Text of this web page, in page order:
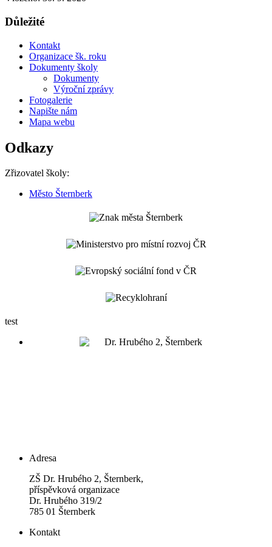
Důležité
Kontakt
Organizace šk. roku
Dokumenty školy
Dokumenty
Výroční zprávy
Fotogalerie
Napište nám
Mapa webu
Odkazy
Zřizovatel školy:
Město Šternberk
test
Adresa
ZŠ Dr. Hrubého 2, Šternberk,
příspěvková organizace
Dr. Hrubého 319/2
785 01 Šternberk
Kontakt